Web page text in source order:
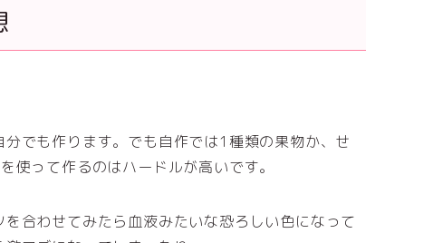
でも作ります。でも自作では1種類の果物か、せ
使って作るのはハードルが高いです。
合わせてみたら血液みたいな恐ろしい色になって